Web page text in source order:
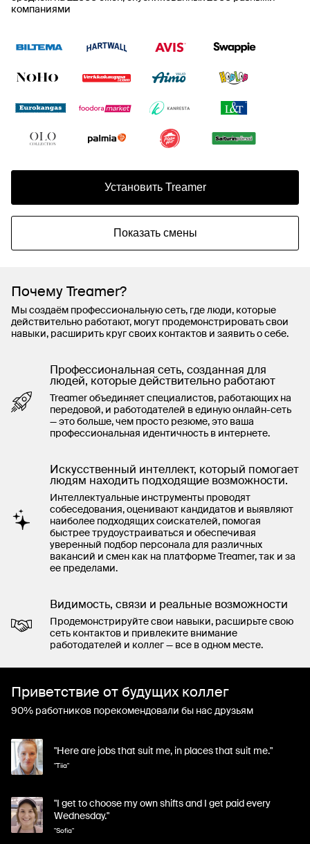
компаниями
Установить Treamer
Показать смены
Почему Treamer?
Мы создаём профессиональную сеть, где люди, которые
действительно работают, могут продемонстрировать свои
навыки, расширить круг своих контактов и заявить о себе.
Профессиональная сеть, созданная для
людей, которые действительно работают
Treamer объединяет специалистов, работающих на
передовой, и работодателей в единую онлайн-сеть
— это больше, чем просто резюме, это ваша
профессиональная идентичность в интернете.
Искусственный интеллект, который помогает
людям находить подходящие возможности.
Интеллектуальные инструменты проводят
собеседования, оценивают кандидатов и выявляют
наиболее подходящих соискателей, помогая
быстрее трудоустраиваться и обеспечивая
уверенный подбор персонала для различных
вакансий и смен как на платформе Treamer, так и за
ее пределами.
Видимость, связи и реальные возможности
Продемонстрируйте свои навыки, расширьте свою
сеть контактов и привлеките внимание
работодателей и коллег — все в одном месте.
Приветствие от будущих коллег
90% работников порекомендовали бы нас друзьям
"Here are jobs that suit me, in places that suit me."
"Tiia"
"I get to choose my own shifts and I get paid every
Wednesday."
"Sofia"